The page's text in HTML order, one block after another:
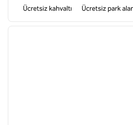
Ücretsiz kahvaltı Ücretsiz park
1 / 12